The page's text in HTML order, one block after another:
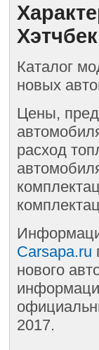
Каталог
новых
Цены,
расход
Carsapa.ru
нового
2017.